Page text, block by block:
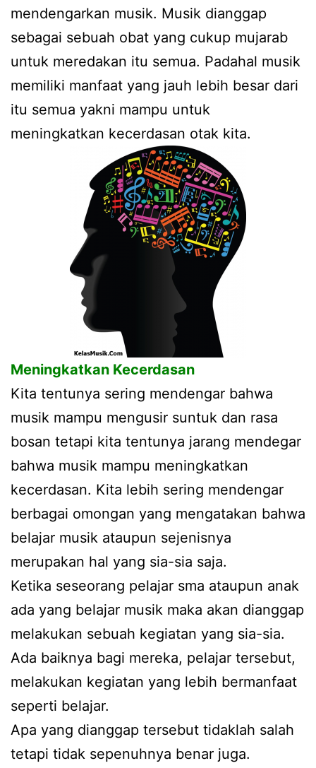
mendengarkan musik. Musik dianggap
sebagai sebuah obat yang cukup mujarab
untuk meredakan itu semua. Padahal musik
memiliki manfaat yang jauh lebih besar dari
itu semua yakni mampu untuk
meningkatkan kecerdasan otak kita.
Meningkatkan Kecerdasan
Kita tentunya sering mendengar bahwa
musik mampu mengusir suntuk dan rasa
bosan tetapi kita tentunya jarang mendegar
bahwa musik mampu meningkatkan
kecerdasan. Kita lebih sering mendengar
berbagai omongan yang mengatakan bahwa
belajar musik ataupun sejenisnya
merupakan hal yang sia-sia saja.
Ketika seseorang pelajar sma ataupun anak
ada yang belajar musik maka akan dianggap
melakukan sebuah kegiatan yang sia-sia.
Ada baiknya bagi mereka, pelajar tersebut,
melakukan kegiatan yang lebih bermanfaat
seperti belajar.
Apa yang dianggap tersebut tidaklah salah
tetapi tidak sepenuhnya benar juga.